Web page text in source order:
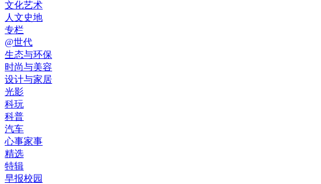
文化艺术
人文史地
专栏
@世代
生态与环保
时尚与美容
设计与家居
光影
科玩
科普
汽车
心事家事
精选
特辑
早报校园